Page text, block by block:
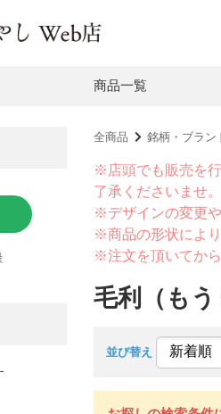
商品一覧
全商品 銘柄・ブラン
※店頭でも販売を
了承くださいませ。
※デザインの変更
※商品の形状によ
※注文を頂いてか
毛利（もう
並び替え